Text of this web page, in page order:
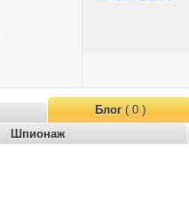
Блог( 0 )
Шпионаж